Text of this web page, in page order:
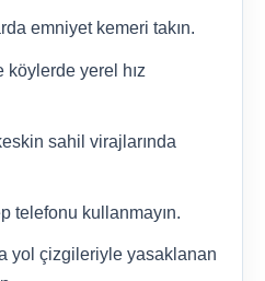
emniyet kemeri takın.
yerel hız
sahil virajlarında
telefonu kullanmayın.
yol çizgileriyle yasaklanan